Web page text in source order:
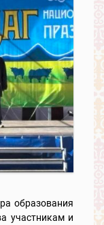
образования
участникам и